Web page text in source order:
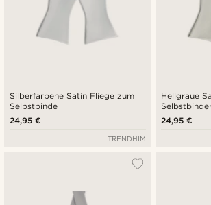
Silberfarbene Satin Fliege zum
Selbstbinde
24,95 €
TRENDHIM
Hellgraue
24,95 €